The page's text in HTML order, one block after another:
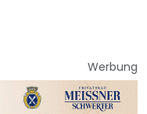
Werbung